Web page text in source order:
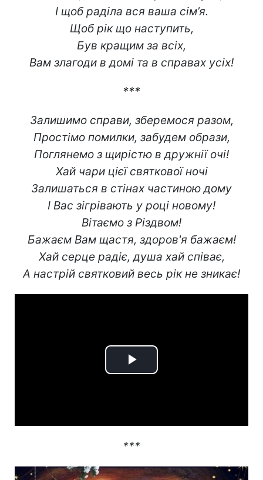
І щоб раділа вся ваша сім’я.
Щоб рік що наступить,
Був кращим за всіх,
Вам злагоди в домі та в справах усіх!
***
Залишимо справи, зберемося разом,
Простімо помилки, забудем образи,
Поглянемо з щирістю в дружнії очі!
Хай чари цієї святкової ночі
Залишаться в стінах частиною дому
І Вас зігрівають у році новому!
Вітаємо з Різдвом!
Бажаєм Вам щастя, здоров'я бажаєм!
Хай серце радіє, душа хай співає,
А настрій святковий весь рік не зникає!
Play
***